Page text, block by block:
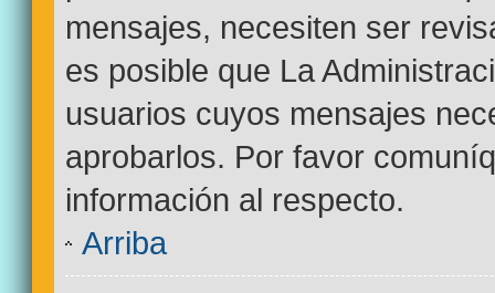
mensajes, necesiten ser
es posible que La
usuarios cuyos mensajes
aprobarlos. Por favor
información al respecto.
Arriba